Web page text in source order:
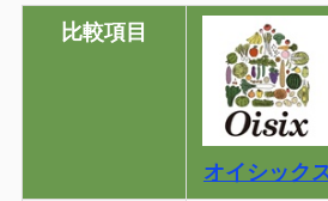
比較項目
オイシック